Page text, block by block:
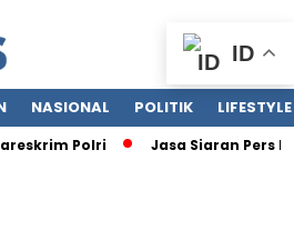
NASIONAL POLITIK LIFESTYLE
Polri Jasa Siaran Pers
ID